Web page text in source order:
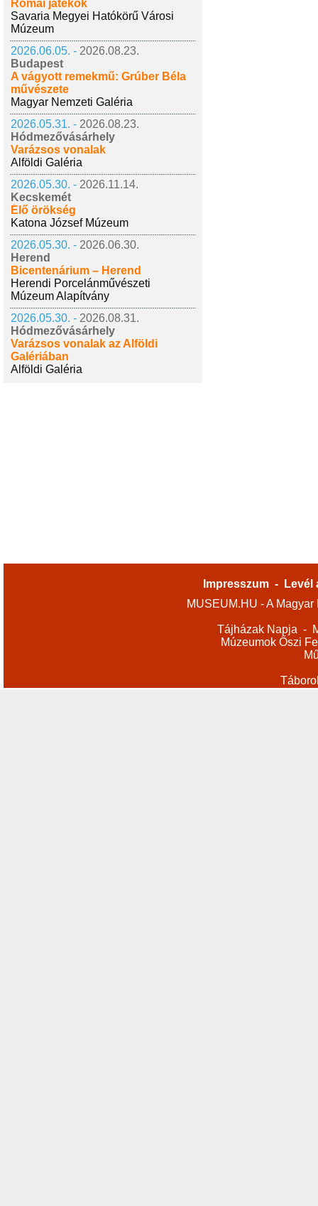
Római játékok
Savaria Megyei Hatókörű Városi
Múzeum
2026.06.05. - 2026.08.23.
Budapest
A vágyott remekmű: Grúber Béla
művészete
Magyar Nemzeti Galéria
2026.05.31. - 2026.08.23.
Hódmezővásárhely
Varázsos vonalak
Alföldi Galéria
2026.05.30. - 2026.11.14.
Kecskemét
Élő örökség
Katona József Múzeum
2026.05.30. - 2026.06.30.
Herend
Bicentenárium – Herend
Herendi Porcelánművészeti
Múzeum Alapítvány
2026.05.30. - 2026.08.31.
Hódmezővásárhely
Varázsos vonalak az Alföldi
Galériában
Alföldi Galéria
Impresszum -
Levél
MUSEUM.HU - A
Tájházak Napja -
Múzeumok Őszi